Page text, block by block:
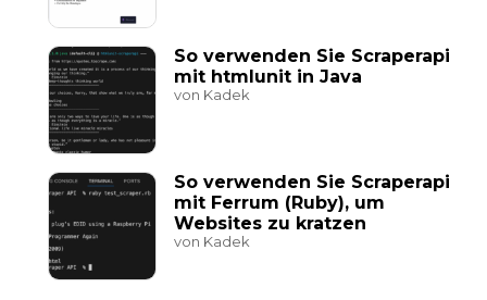
So verwenden Sie Scraperapi
mit htmlunit in Java
von Kadek
So verwenden Sie Scraperapi
mit Ferrum (Ruby), um
Websites zu kratzen
von Kadek